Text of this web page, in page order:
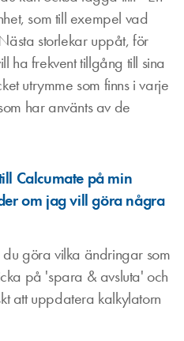
som till exempel vad
storlekar uppåt, för
ha frekvent tillgång till sina
utrymme som finns i varje
har använts av de
Calcumate på min
om jag vill göra några
göra vilka ändringar som
på 'spara & avsluta' och
att uppdatera kalkylatorn